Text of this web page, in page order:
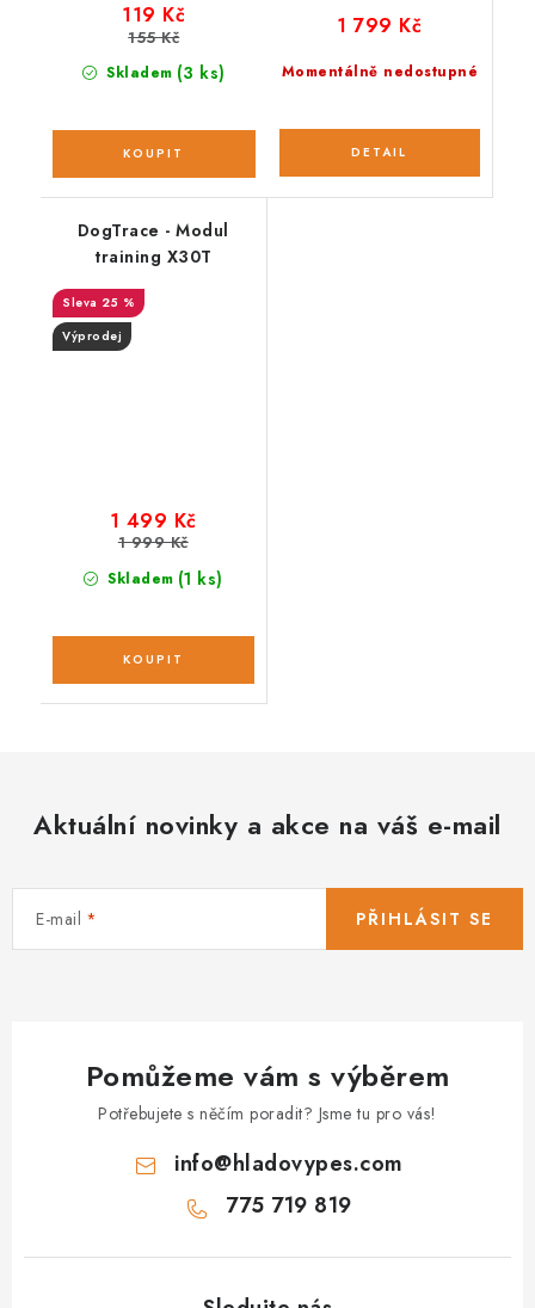
Skladem (3 ks)
119 Kč
155 Kč
Momentálně nedostupné
1 799 Kč
DogTrace - Modul
training X30T
25 %
Výprodej
Skladem (1 ks)
1 499 Kč
1 999 Kč
Aktuální novinky a akce na váš e-mail
E-mail PŘIHLÁSIT SE
Pomůžeme vám s výběrem
Potřebujete s něčím poradit? Jsme tu pro vás!
info@hladovypes.com
775 719 819